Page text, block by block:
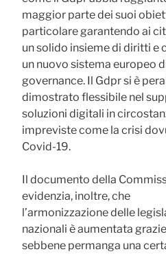
maggior parte dei suoi
particolare garantendo ai
un solido insieme di diritti e
un nuovo sistema europeo
governance. Il Gdpr si è
dimostrato flessibile nel
soluzioni digitali in
impreviste come la crisi
Covid-19.
Il documento della
evidenzia, inoltre, che
l’armonizzazione delle
nazionali è aumentata
sebbene permanga una